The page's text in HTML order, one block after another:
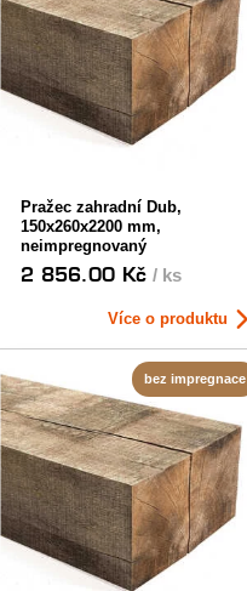
Pražec zahradní Dub,
150x260x2200 mm,
neimpregnovaný
2 856.00 Kč/ ks
Více o produktu
bez impregnace